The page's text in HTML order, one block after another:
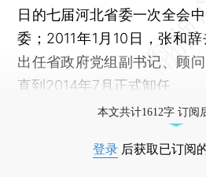
日的七届河北省委一次全会
委；2011年1月10日，张和
出任省政府党组副书记、顾
直到2014年7月正式卸任。
本文共计1612字 订阅
登录 后获取已订阅